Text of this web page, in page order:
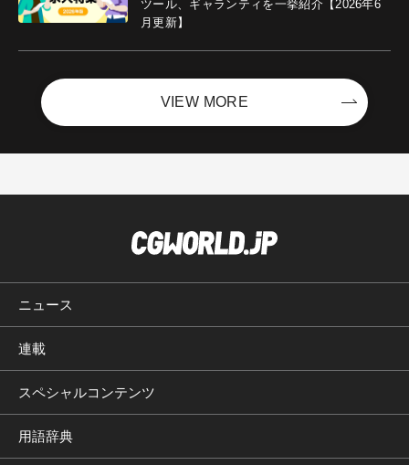
ツール、ギャランティを一挙紹介【2026年6
月更新】
VIEW MORE
ニュース
連載
スペシャルコンテンツ
用語辞典